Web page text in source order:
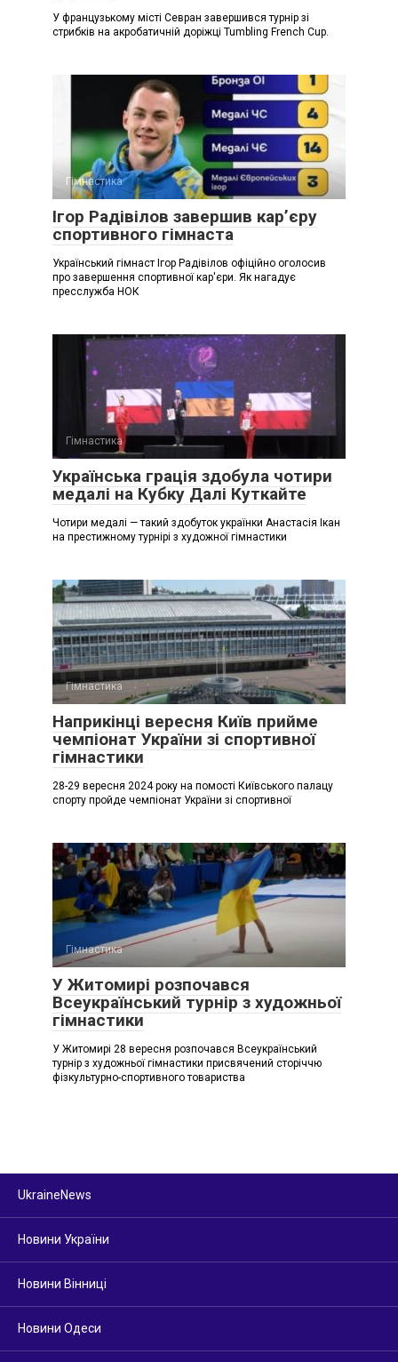
У французькому місті Севран завершився турнір зі
стрибків на акробатичній доріжці Tumbling French Cup.
Гімнастика
Ігор Радівілов завершив кар’єру
спортивного гімнаста
Український гімнаст Ігор Радівілов офіційно оголосив
про завершення спортивної кар'єри. Як нагадує
пресслужба НОК
Гімнастика
Українська грація здобула чотири
медалі на Кубку Далі Куткайте
Чотири медалі — такий здобуток українки Анастасія Ікан
на престижному турнірі з художної гімнастики
Гімнастика
Наприкінці вересня Київ прийме
чемпіонат України зі спортивної
гімнастики
28-29 вересня 2024 року на помості Київського палацу
спорту пройде чемпіонат України зі спортивної
Гімнастика
У Житомирі розпочався
Всеукраїнський турнір з художньої
гімнастики
У Житомирі 28 вересня розпочався Всеукраїнський
турнір з художньої гімнастики присвячений сторіччю
фізкультурно-спортивного товариства
UkraineNews
Новини України
Новини Вінниці
Новини Одеси